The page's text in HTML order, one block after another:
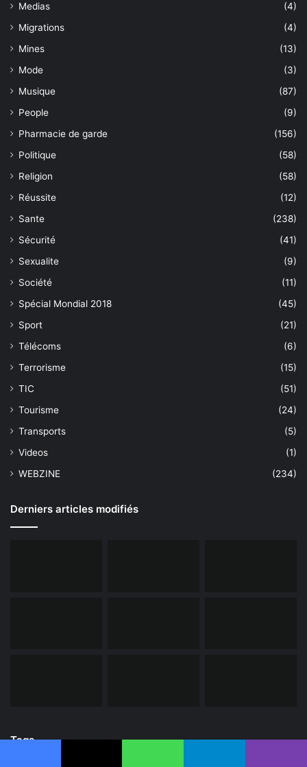
Medias
(4)
Migrations
(4)
Mines
(13)
Mode
(3)
Musique
(87)
People
(9)
Pharmacie de garde
(156)
Politique
(58)
Religion
(58)
Réussite
(12)
Sante
(238)
Sécurité
(41)
Sexualite
(9)
Société
(11)
Spécial Mondial 2018
(45)
Sport
(21)
Télécoms
(6)
Terrorisme
(15)
TIC
(51)
Tourisme
(24)
Transports
(5)
Videos
(1)
WEBZINE
(234)
Derniers articles modifiés
Tags